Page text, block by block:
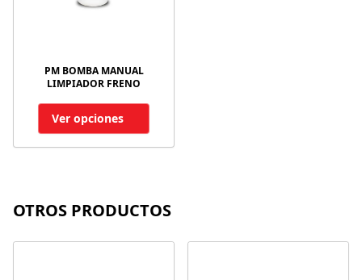
PM BOMBA MANUAL
LIMPIADOR FRENO
Ver opciones
OTROS PRODUCTOS